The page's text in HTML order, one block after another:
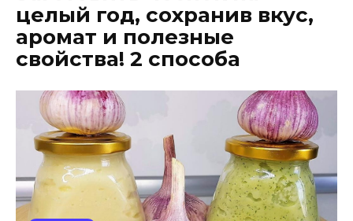
целый год, сохранив вкус,
аромат и полезные
свойства! 2 способа